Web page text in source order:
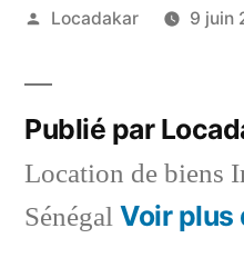
Publié
Locadakar 9 juin
Publié par
Location de biens
Sénégal Voir plus